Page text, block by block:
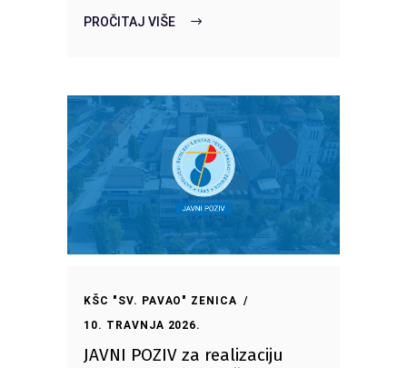
PROČITAJ VIŠE
KŠC "SV. PAVAO" ZENICA
10. TRAVNJA 2026.
JAVNI POZIV za realizaciju